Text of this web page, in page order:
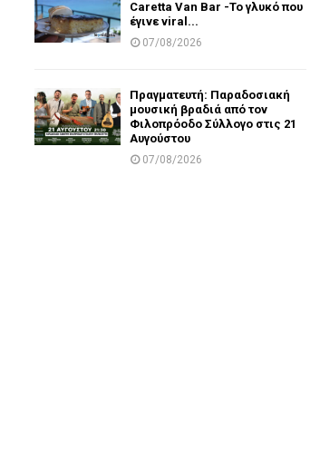
Caretta Van Bar -Το γλυκό που
έγινε viral...
07/08/2026
Πραγματευτή: Παραδοσιακή
μουσική βραδιά από τον
Φιλοπρόοδο Σύλλογο στις 21
Αυγούστου
07/08/2026